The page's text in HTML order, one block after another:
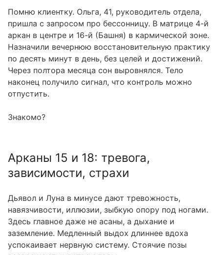
Помню клиентку. Ольга, 41, руководитель отдела,
пришла с запросом про бессонницу. В матрице 4-й
аркан в центре и 16-й (Башня) в кармической зоне.
Назначили вечернюю восстановительную практику
по десять минут в день, без целей и достижений.
Через полтора месяца сон выровнялся. Тело
наконец получило сигнал, что контроль можно
отпустить.
Знакомо?
Арканы 15 и 18: тревога,
зависимости, страхи
Дьявол и Луна в минусе дают тревожность,
навязчивости, иллюзии, зыбкую опору под ногами.
Здесь главное даже не асаны, а дыхание и
заземление. Медленный выдох длиннее вдоха
успокаивает нервную систему. Стоячие позы